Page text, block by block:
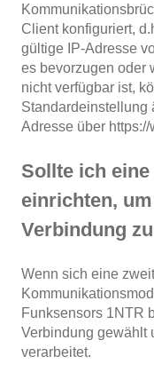
Client konfiguriert,
gültige IP-Adresse
es bevorzugen oder
nicht verfügbar ist,
Standardeinstellung
Adresse über
Sollte ich
einrichten,
Verbindung
Wenn sich eine
Funksensors 1NTR
Verbindung gewählt
verarbeitet.